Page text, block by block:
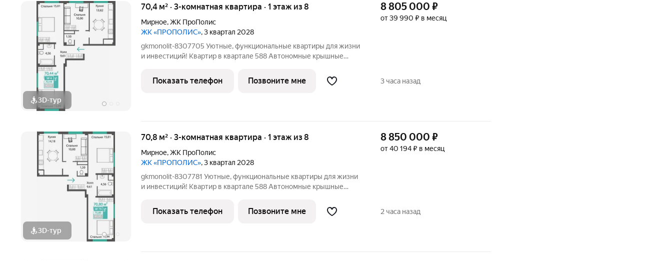
3D-тур
70,4 м² · 3-комнатная квартира · 1 этаж из 8
Мирное,ЖК ПроПолис
ЖК «ПРОПОЛИС», 3 квартал 2028
gkmonolit-8307705 Уютные, функциональные квартиры для жизни
и инвестиций! Квартир в квартале 588 Автономные крышные
потерять! ПОЗВОНИТЕ НАМ ПРЯМО СЕЙЧАС ДЛЯ
КОНСУЛЬТАЦИИ, ПРЕДЛОЖЕНИЕ ОГРАНИЧЕНО!
8 805 000 ₽
от 39 990 ₽ в месяц
Показать телефон Позвоните мне 3 часа назад
3D-тур
70,8 м² · 3-комнатная квартира · 1 этаж из 8
Мирное,ЖК ПроПолис
ЖК «ПРОПОЛИС», 3 квартал 2028
gkmonolit-8307781 Уютные, функциональные квартиры для жизни
и инвестиций! Квартир в квартале 588 Автономные крышные
потерять! ПОЗВОНИТЕ НАМ ПРЯМО СЕЙЧАС ДЛЯ
КОНСУЛЬТАЦИИ, ПРЕДЛОЖЕНИЕ ОГРАНИЧЕНО!
8 850 000 ₽
от 40 194 ₽ в месяц
Показать телефон Позвоните мне 2 часа назад